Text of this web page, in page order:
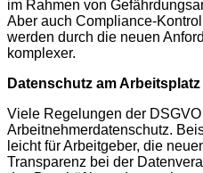
im Rahmen von
Aber auch Compliance-
werden durch die neuen
komplexer.
Datenschutz am Arbeitsplatz
Viele Regelungen der
Arbeitnehmerdatenschutz.
leicht für Arbeitgeber, die
Transparenz bei der